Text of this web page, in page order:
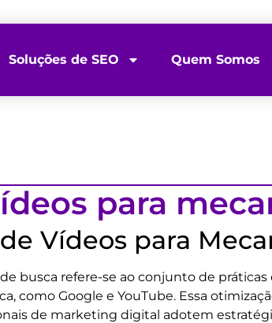
Soluções de SEO Quem Somos
para
Vídeos para
busca refere-se ao conjunto de
como Google e YouTube. Essa
de marketing digital adotem